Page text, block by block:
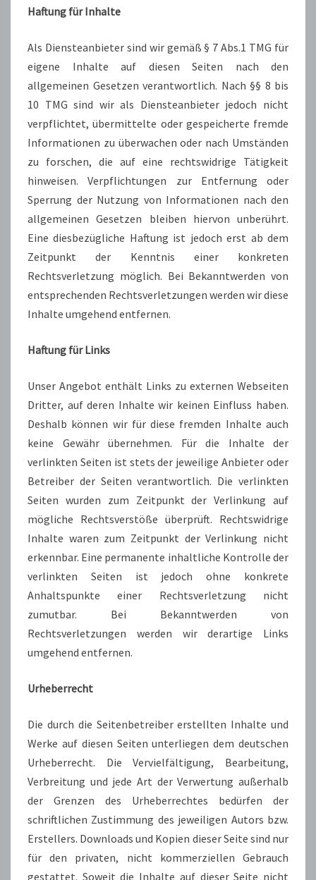
Haftung für Inhalte
Als Diensteanbieter sind wir gemäß § 7 Abs.1 TMG für
eigene Inhalte auf diesen Seiten nach den
allgemeinen Gesetzen verantwortlich. Nach §§ 8 bis
10 TMG sind wir als Diensteanbieter jedoch nicht
verpflichtet, übermittelte oder gespeicherte fremde
Informationen zu überwachen oder nach Umständen
zu forschen, die auf eine rechtswidrige Tätigkeit
hinweisen. Verpflichtungen zur Entfernung oder
Sperrung der Nutzung von Informationen nach den
allgemeinen Gesetzen bleiben hiervon unberührt.
Eine diesbezügliche Haftung ist jedoch erst ab dem
Zeitpunkt der Kenntnis einer konkreten
Rechtsverletzung möglich. Bei Bekanntwerden von
entsprechenden Rechtsverletzungen werden wir diese
Inhalte umgehend entfernen.
Haftung für Links
Unser Angebot enthält Links zu externen Webseiten
Dritter, auf deren Inhalte wir keinen Einfluss haben.
Deshalb können wir für diese fremden Inhalte auch
keine Gewähr übernehmen. Für die Inhalte der
verlinkten Seiten ist stets der jeweilige Anbieter oder
Betreiber der Seiten verantwortlich. Die verlinkten
Seiten wurden zum Zeitpunkt der Verlinkung auf
mögliche Rechtsverstöße überprüft. Rechtswidrige
Inhalte waren zum Zeitpunkt der Verlinkung nicht
erkennbar. Eine permanente inhaltliche Kontrolle der
verlinkten Seiten ist jedoch ohne konkrete
Anhaltspunkte einer Rechtsverletzung nicht
zumutbar. Bei Bekanntwerden von
Rechtsverletzungen werden wir derartige Links
umgehend entfernen.
Urheberrecht
Die durch die Seitenbetreiber erstellten Inhalte und
Werke auf diesen Seiten unterliegen dem deutschen
Urheberrecht. Die Vervielfältigung, Bearbeitung,
Verbreitung und jede Art der Verwertung außerhalb
der Grenzen des Urheberrechtes bedürfen der
schriftlichen Zustimmung des jeweiligen Autors bzw.
Erstellers. Downloads und Kopien dieser Seite sind nur
für den privaten, nicht kommerziellen Gebrauch
gestattet. Soweit die Inhalte auf dieser Seite nicht